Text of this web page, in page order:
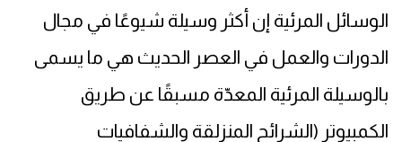
الوسائل المرئية إن أكثر وسيلة شيوعًا في مجال
الدورات والعمل في العصر الحديث هي ما يسمى
بالوسيلة المرئية المعدّة مسبقًا عن طريق
الكمبيوتر (الشرائح المنزلقة والشفافيات